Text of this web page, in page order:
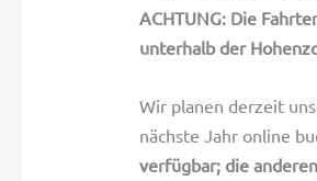
ACHTUNG: Die
unterhalb der
Wir planen derzeit
nächste Jahr online
verfügbar; die